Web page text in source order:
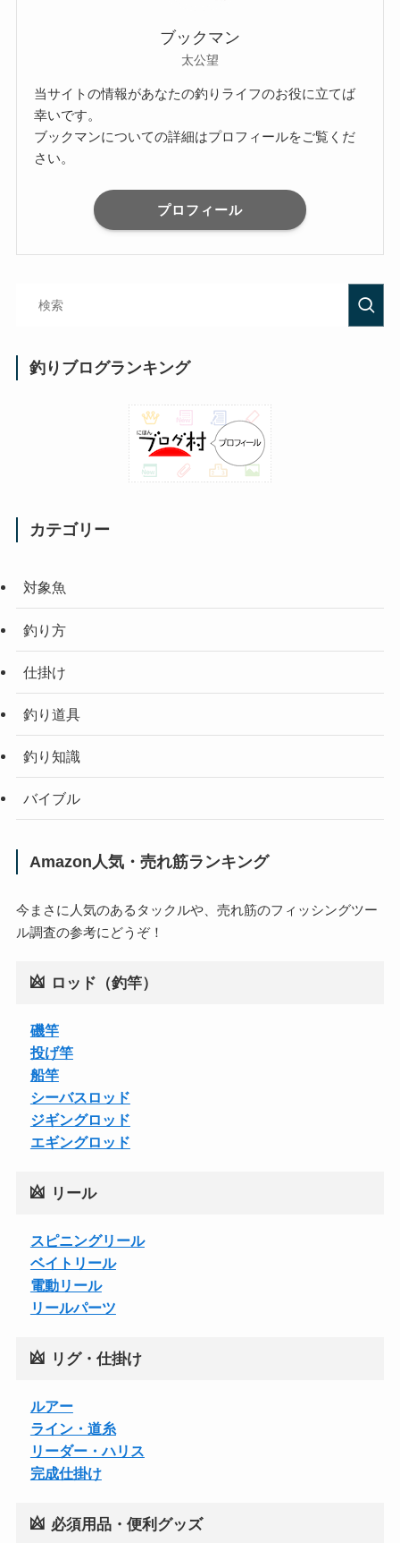
ブックマン
太公望
当サイトの情報があなたの釣りライフのお役に立てば
幸いです。
ブックマンについての詳細はプロフィールをご覧くだ
さい。
プロフィール
釣りブログランキング
カテゴリー
対象魚
釣り方
仕掛け
釣り道具
釣り知識
バイブル
Amazon人気・売れ筋ランキング
今まさに人気のあるタックルや、売れ筋のフィッシングツー
ル調査の参考にどうぞ！
ロッド（釣竿）
磯竿
投げ竿
船竿
シーバスロッド
ジギングロッド
エギングロッド
リール
スピニングリール
ベイトリール
電動リール
リールパーツ
リグ・仕掛け
ルアー
ライン・道糸
リーダー・ハリス
完成仕掛け
必須用品・便利グッズ